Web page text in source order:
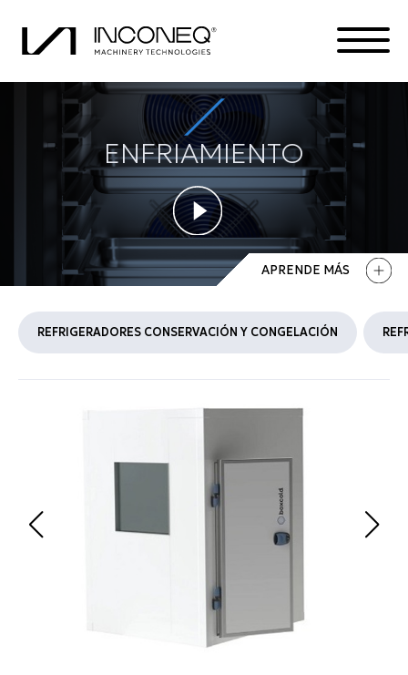
ENFRIAMIENTO
APRENDE MÁS
REFRIGERADORES CONSERVACIÓN Y CONGELACIÓN
PRODUCTOS
LA COMPAÑÍA
SOLUCIONES INTEGRADAS
TODO SOBRE INCONEQ